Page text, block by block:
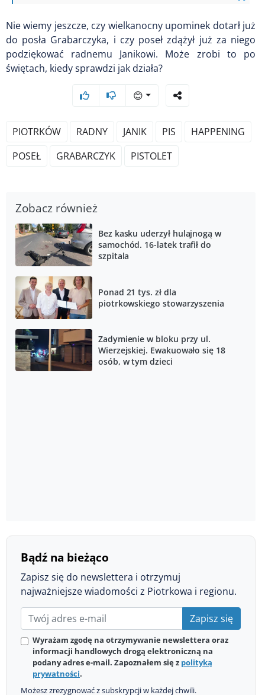
Nie wiemy jeszcze, czy wielkanocny upominek dotarł już
do posła Grabarczyka, i czy poseł zdążył już za niego
podziękować radnemu Janikowi. Może zrobi to po
świętach, kiedy sprawdzi jak działa?
😊
PIOTRKÓW RADNY JANIK PIS
HAPPENING
POSEŁ
GRABARCZYK PISTOLET
Zobacz również
Bez kasku uderzył hulajnogą w
samochód. 16-latek trafił do
szpitala
Ponad 21 tys. zł dla
piotrkowskiego stowarzyszenia
Zadymienie w bloku przy ul.
Wierzejskiej. Ewakuowało się 18
osób, w tym dzieci
Bądź na bieżąco
Zapisz się do newslettera i otrzymuj
najważniejsze wiadomości z Piotrkowa i regionu.
Zapisz się
Wyrażam zgodę na otrzymywanie newslettera oraz
informacji handlowych drogą elektroniczną na
podany adres e-mail. Zapoznałem się z polityką
prywatności.
Możesz zrezygnować z subskrypcji w każdej chwili.